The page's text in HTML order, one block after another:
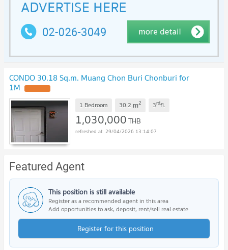
CONDO 30.18 Sq.m. Muang Chon Buri Chonburi for
1M
1 Bedroom 30.2 m2 3rdfl.
1,030,000THB
29/04/2026 13:14:07
Featured Agent
This position is still available
Register as a recommended agent in this area
Add opportunities to ask, deposit, rent/sell real estate
Register for this position